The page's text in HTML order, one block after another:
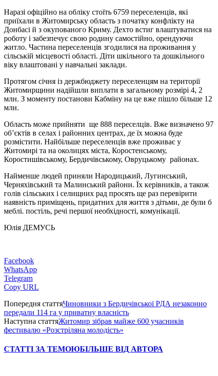
Наразі офіційно на обліку стоїть 6759 переселенців, які
приїхали в Житомирську область з початку конфлікту на
Донбасі й з окупованого Криму. Дехто встиг влаштуватися на
роботу і забезпечує свою родину самостійно, орендуючи
житло. Частина переселенців згодилися на проживання у
сільській місцевості області. Діти шкільного та дошкільного
віку влаштовані у навчальні заклади.
Протягом січня із держбюджету переселенцям на території
Житомирщини надійшли виплати в загальному розмірі 4, 2
млн. З моменту постанови Кабміну на це вже пішло більше 12
млн.
Область може прийняти ще 888 переселців. Вже визначено 97
об’єктів в селах і районних центрах, де їх можна буде
розмістити. Найбільше переселенців вже проживає у
Житомирі та на околицях міста, Коростенському,
Коростишівському, Бердичівському, Овруцькому районах.
Найменше людей приняли Народицький, Лугинський,
Черняхівський та Малинський райони. Їх керівників, а також
голів сільських і селищних рад просять ще раз перевірити
наявність приміщень, придатних для життя з дітьми, де були б
меблі. постіль, речі першої необхідності, комунікації.
Юлія ДЕМУСЬ
Facebook
WhatsApp
Telegram
Copy URL
Попередня статтяЧиновники з Бердичівської РДА незаконно
передали 114 га у приватну власність
Наступна статтяЖитомир зібрав майже 600 учасників
фестивалю «Розстріляна молодість»
СТАТТІ ЗА ТЕМОЮБІЛЬШЕ ВІД АВТОРА